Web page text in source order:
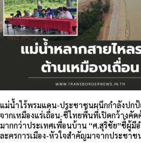
แม่น้ำไร้พรมแดน-ประชาชนผนึกกำลังปกป้
จากเหมืองแร่เถื่อน-ชี้ไทยพื้นที่เปิดกว้างคัด
มากกว่าประเทศเพื่อนบ้าน “ศ.สุริชัย”ชี้ผู้มี
ละครการเมือง-หัวใจสำคัญมาจากประชาช